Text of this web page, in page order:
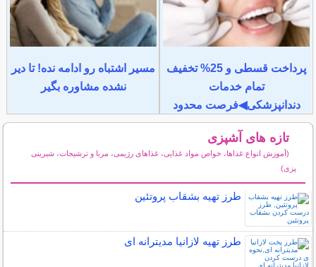
پرداخت قسطی و 25% تخفیف
تمام خدمات
دندانپزشکی◀فرصت محدود
مسیر اشتباه رو ادامه نده! تا دیر
نشده مشاوره بگیر
تازه های آشپزی
(آموزش انواع غذاها، خواص مواد غذایی، غذاهای رژیمی، مربا و ترشیجات، شیرینی
پزی)
طرز تهیه بشقاب پروتئین
طرز تهیه لازانیا مدیترانه ای